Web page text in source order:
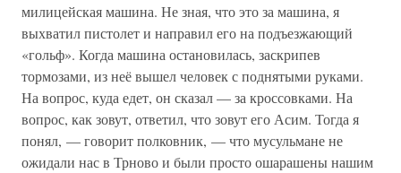
милицейская машина. Не зная, что это за машина, я
выхватил пистолет и направил его на подъезжающий
«гольф». Когда машина остановилась, заскрипев
тормозами, из неё вышел человек с поднятыми руками.
На вопрос, куда едет, он сказал — за кроссовками. На
вопрос, как зовут, ответил, что зовут его Асим. Тогда я
понял, — говорит полковник, — что мусульмане не
ожидали нас в Трново и были просто ошарашены нашим